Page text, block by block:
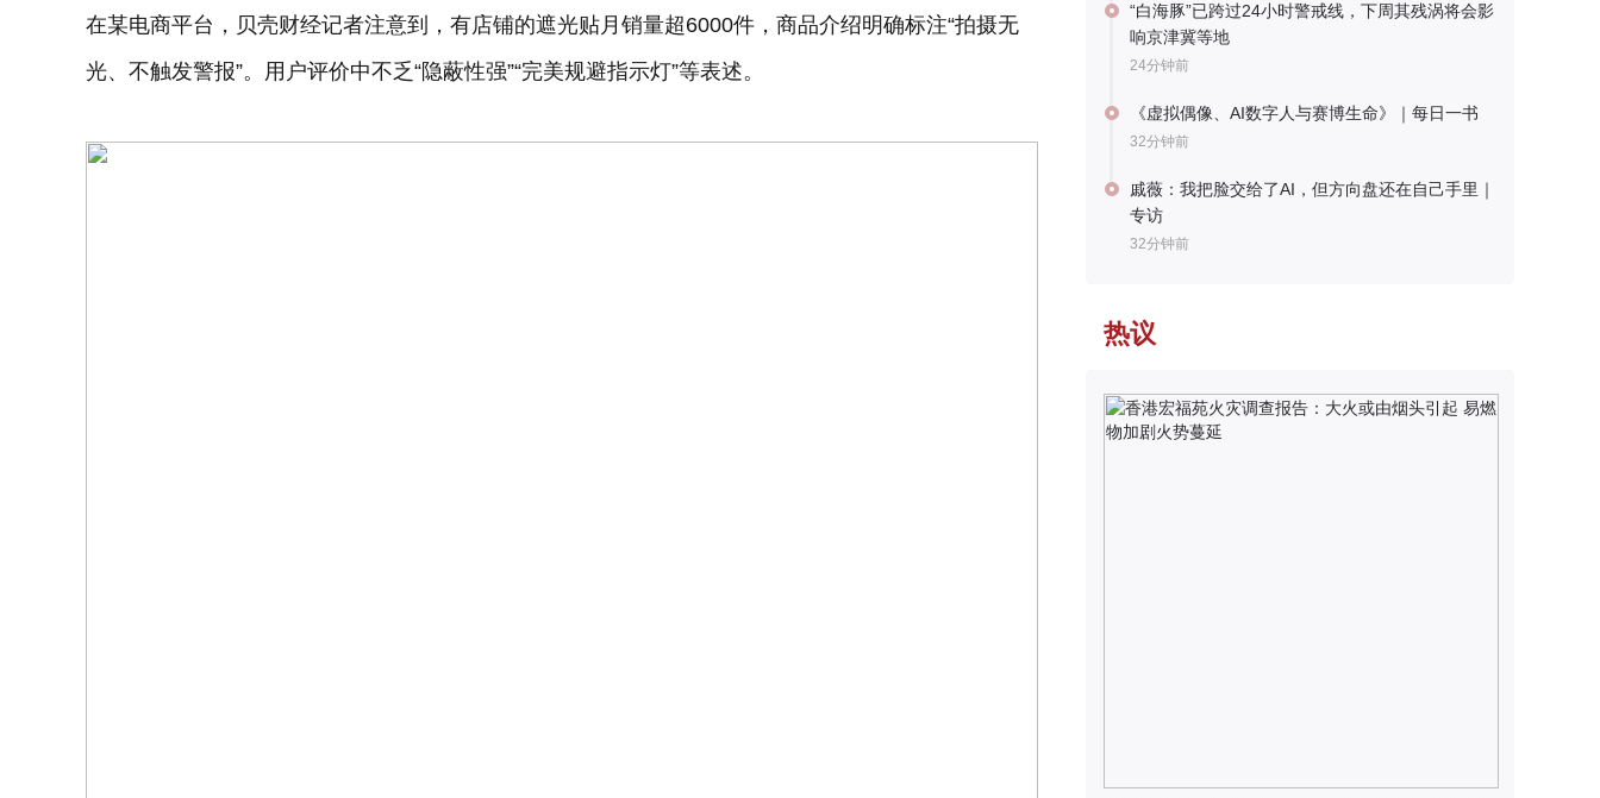
在某电商平台，贝壳财经记者注意到，有店铺的遮光贴月销量超6000件，商品介绍明确标注“拍摄无
光、不触发警报”。用户评价中不乏“隐蔽性强”“完美规避指示灯”等表述。
“白海豚”已跨过24小时警戒线，下周其残涡将会影
响京津冀等地
24分钟前
《虚拟偶像、AI数字人与赛博生命》｜每日一书
32分钟前
戚薇：我把脸交给了AI，但方向盘还在自己手里｜
专访
32分钟前
热议